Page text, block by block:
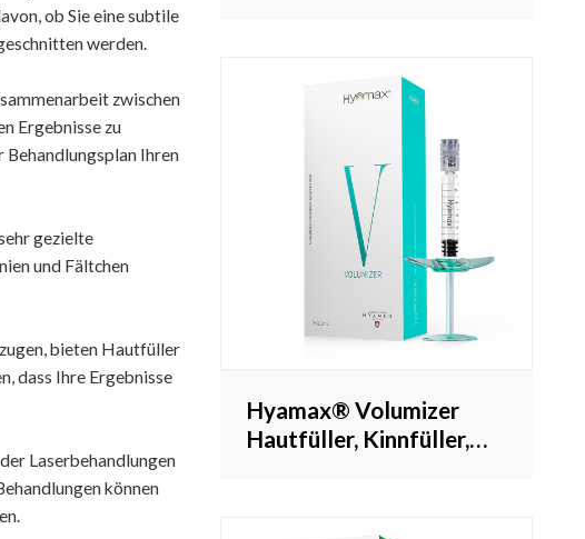
ob Sie eine subtile
werden.
zwischen
Ergebnisse zu
Behandlungsplan Ihren
gezielte
und Fältchen
bieten Hautfüller
dass Ihre Ergebnisse
Laserbehandlungen
können
Großhandel und
kundenspezifisch
Hyamax® Volumizer
Hautfüller, Kinnfüller,